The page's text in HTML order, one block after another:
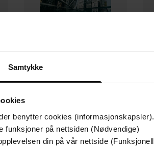
Samtykke
benytter cookies
funksjoner på nettsiden (Nødvendige)
din på vår nettside
129,-